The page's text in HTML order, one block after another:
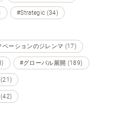
#Strategic (34)
ベーションのジレンマ (17)
#グローバル展開 (189)